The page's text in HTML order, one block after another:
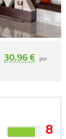
30.96 € por
8